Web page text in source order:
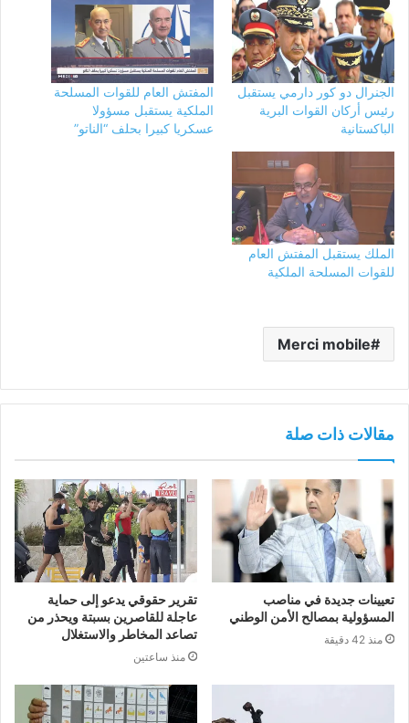
الجنرال دو كور دارمي يستقبل
رئيس أركان القوات البرية
الباكستانية
المفتش العام للقوات المسلحة
الملكية يستقبل مسؤولا
عسكريا كبيرا بحلف “الناتو”
الملك يستقبل المفتش العام
للقوات المسلحة الملكية
Merci mobile
مقالات ذات صلة
تعيينات جديدة في مناصب
المسؤولية بمصالح الأمن الوطني
منذ 42 دقيقة
تقرير حقوقي يدعو إلى حماية
عاجلة للقاصرين بسبتة ويحذر من
تصاعد المخاطر والاستغلال
منذ ساعتين